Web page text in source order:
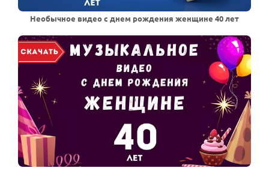
Необычное видео с днем рождения женщине 40 лет